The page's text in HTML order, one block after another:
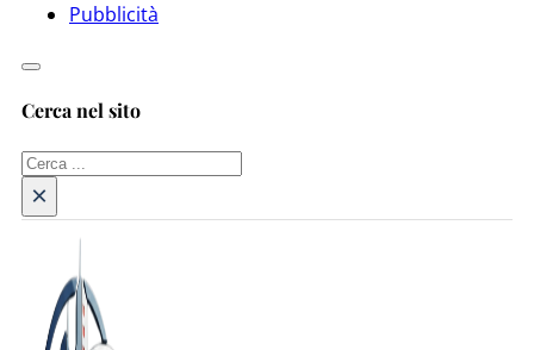
Pubblicità
Cerca nel sito
Cerca
×